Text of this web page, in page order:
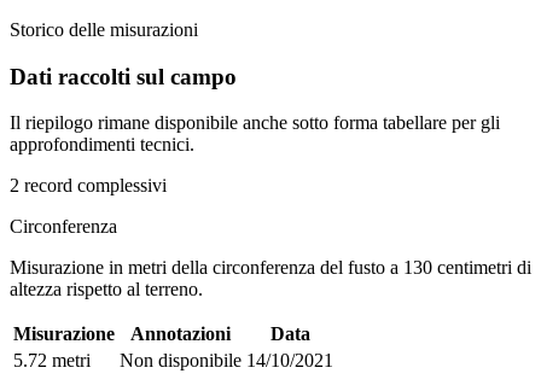
Storico delle misurazioni
Dati raccolti sul campo
Il riepilogo rimane disponibile anche sotto forma tabellare per gli
approfondimenti tecnici.
2 record complessivi
Circonferenza
Misurazione in metri della circonferenza del fusto a 130 centimetri di
altezza rispetto al terreno.
Misurazione Annotazioni
Data
5.72 metri
Non disponibile 14/10/2021